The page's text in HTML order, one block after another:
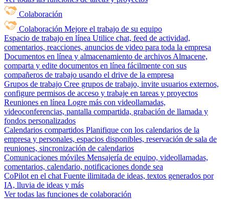
Colaboración
Colaboración Mejore el trabajo de su equipo
Espacio de trabajo en línea Utilice chat, feed de actividad,
comentarios, reacciones, anuncios de video para toda la empresa
Documentos en línea y almacenamiento de archivos Almacene,
comparta y edite documentos en línea fácilmente con sus
compañeros de trabajo usando el drive de la empresa
Grupos de trabajo Cree grupos de trabajo, invite usuarios externos,
configure permisos de acceso y trabaje en tareas y proyectos
Reuniones en línea Logre más con videollamadas,
videoconferencias, pantalla compartida, grabación de llamada y
fondos personalizados
Calendarios compartidos Planifique con los calendarios de la
empresa y personales, espacios disponibles, reservación de sala de
reuniones, sincronización de calendarios
Comunicaciones móviles Mensajería de equipo, videollamadas,
comentarios, calendario, notificaciones donde sea
CoPilot en el chat Fuente ilimitada de ideas, textos generados por
IA, lluvia de ideas y más
Ver todas las funciones de colaboración